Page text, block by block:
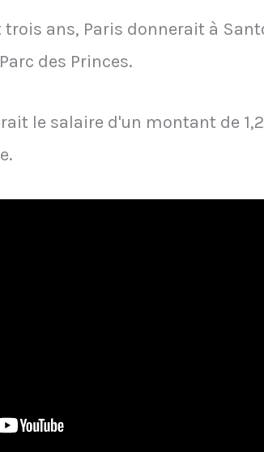
ans, Paris donnerait à
des Princes.
le salaire d'un montant de